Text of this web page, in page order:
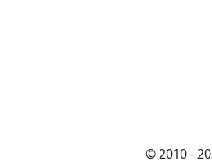
© 2010 -